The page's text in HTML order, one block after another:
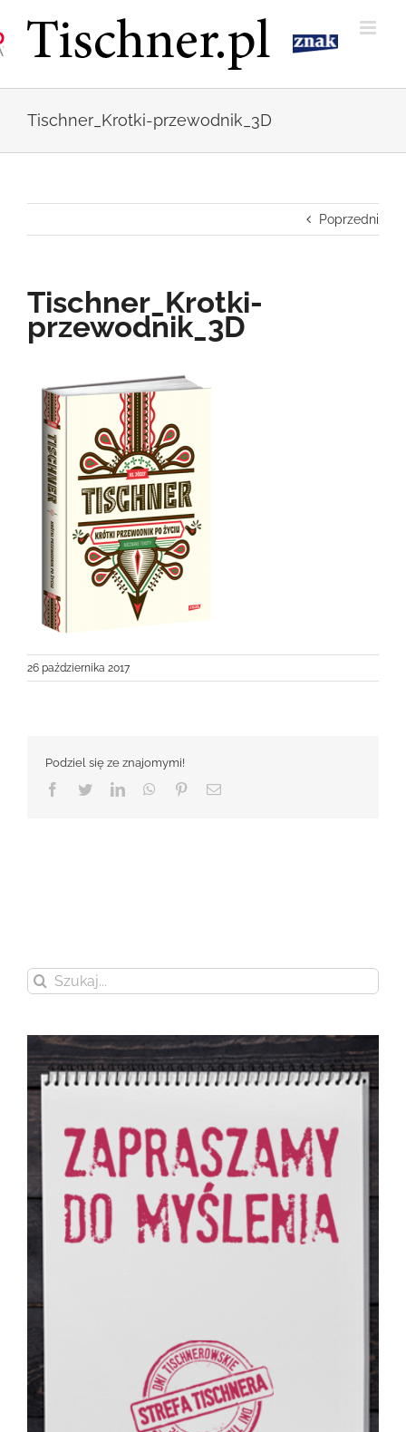
zawartości
Tischner_Krotki-przewodnik_3D
Poprzedni
Tischner_Krotki-
przewodnik_3D
26 października 2017
Podziel się ze znajomymi!
Facebook
TwitterLinkedInWhatsApp
PinterestEmail
Szukaj